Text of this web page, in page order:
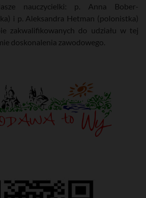
nauczycielki: p. Anna Bober-
i p. Aleksandra Hetman (polonistka)
zakwalifikowanych do udziału w tej
doskonalenia zawodowego.